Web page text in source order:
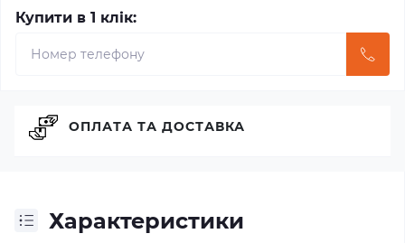
Купити в 1 клік:
Характеристики
ОПЛАТА ТА ДОСТАВКА